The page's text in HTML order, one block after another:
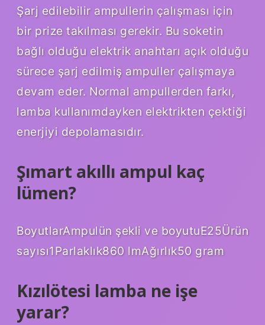
Şarj edilebilir ampullerin çalışması için
bir prize takılması gerekir. Bu soketin
bağlı olduğu elektrik anahtarı açık olduğu
sürece şarj edilmiş ampuller çalışmaya
devam eder. Normal ampullerden farkı,
lamba kullanımdayken elektrikten çektiği
enerjiyi depolamasıdır.
Şımart akıllı ampul kaç
lümen?
BoyutlarAmpulün şekli ve boyutuE25Ürün
sayısı1Parlaklık860 lmAğırlık50 gram
Kızılötesi lamba ne işe
yarar?